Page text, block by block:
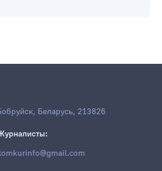
Беларусь, 213826